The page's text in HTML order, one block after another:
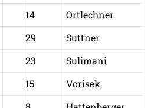
14
Ortlechner
29
Suttner
23
Sulimani
15
Vorisek